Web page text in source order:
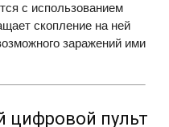
с использованием
скопление на ней
заражений ими
цифровой пульт